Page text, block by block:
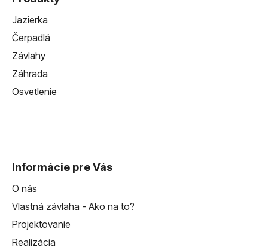
Jazierka
Čerpadlá
Závlahy
Záhrada
Osvetlenie
Informácie pre Vás
O nás
Vlastná závlaha - Ako na to?
Projektovanie
Realizácia